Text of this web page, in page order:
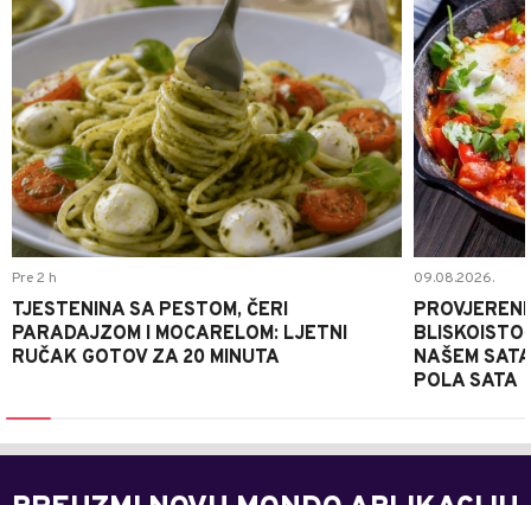
Pre 2 h
TJESTENINA SA PESTOM, ČERI
PARADAJZOM I MOCARELOM: LJETNI
RUČAK GOTOV ZA 20 MINUTA
09.08.2026.
NAŠEM
POLA SATA